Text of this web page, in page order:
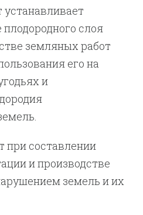
слоя
земляных работ
его на
и
при составлении
и производстве
земель и их